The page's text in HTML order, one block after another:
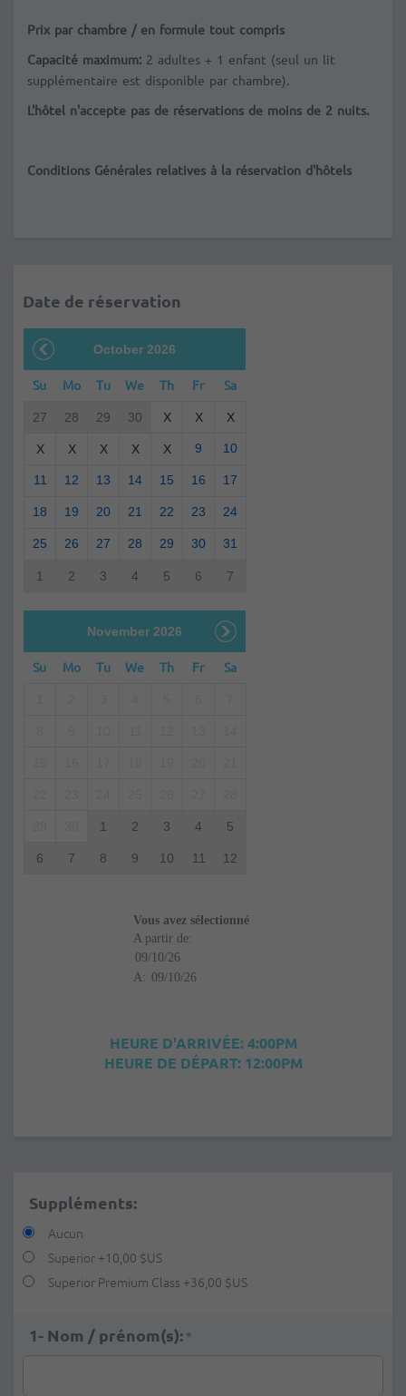
Prix par chambre / en formule tout compris
Capacité maximum: 2 adultes + 1 enfant (seul un lit
supplémentaire est disponible par chambre).
L'hôtel n'accepte pas de réservations de moins de 2 nuits.
Conditions Générales relatives à la réservation d'hôtels
Date de réservation
October 2026
Su Mo Tu We Th Fr Sa
27 28 29 30 X X X
X X X X X 9 10
11 12 13 14 15 16 17
18 19 20 21 22 23 24
25 26 27 28 29 30 31
1 2 3 4 5 6 7
November 2026
Su Mo Tu We Th Fr Sa
1 2 3 4 5
6 7 8 9 10 11 12
Vous avez sélectionné
A partir de:
A:
HEURE D'ARRIVÉE: 4:00PM
HEURE DE DÉPART: 12:00PM
Suppléments:
Aucun
Superior +10,00 $US
Superior Premium Class +36,00 $US
1- Nom / prénom(s): *